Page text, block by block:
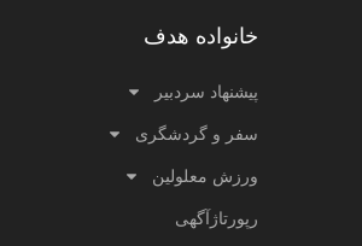
خانواده هدف
پیشنهاد سردبیر
سفر و گردشگری
ورزش معلولین
رپورتاژآگهی